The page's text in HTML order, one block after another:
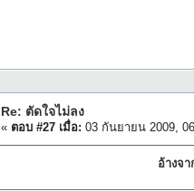
Re: ตัดใจไม่ลง
« ตอบ #27 เมื่อ: 03 กันยายน 2009,
อ้างจ